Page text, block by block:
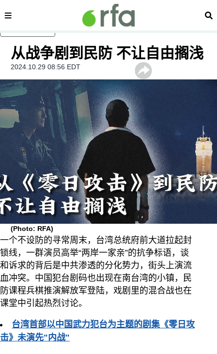
内容分类 搜
从战争剧到民防 不让自由搁浅
2024.10.29 08:56 EDT
(Photo: RFA)
一个不设防的寻常周末，台湾总统府前大道拉起封
锁线，一群演员高举“两岸一家亲”的抗争标语，谈
和诉求的背后是中共渗透的分化势力，街头上演流
血冲突。中国犯台剧码也出现在南台湾的小镇，民
防课程兵棋推演解放军登陆，戏剧里的混合战也在
课堂中引起热烈讨论。
台湾首部以中国武力犯台为主题的剧集《零日攻
击》未演先"内战"